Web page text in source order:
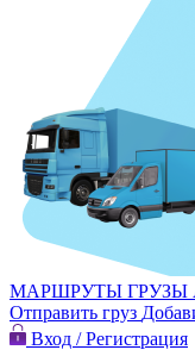
МАРШРУТЫ ГРУЗЫ
Отправить груз
Вход / Регистрация